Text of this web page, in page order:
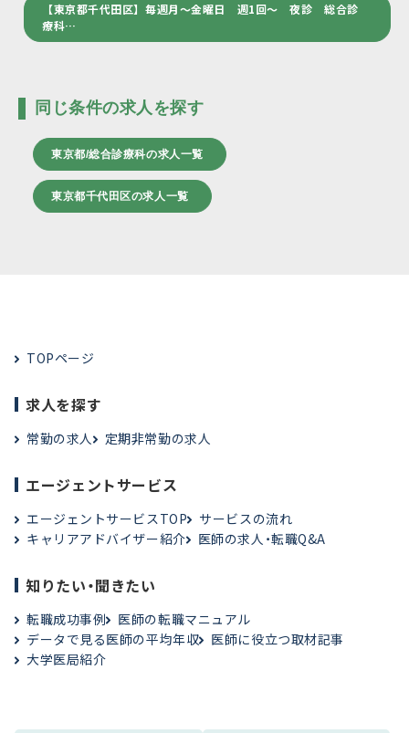
【東京都千代田区】毎週月～金曜日 週1回～ 夜診 総合診
療科…
同じ条件の求人を探す
東京都/総合診療科の求人一覧
東京都千代田区の求人一覧
TOPページ
求人を探す
常勤の求人 定期非常勤の求人
エージェントサービス
エージェントサービスTOP
サービスの流れ
キャリアアドバイザー紹介
医師の求人・転職Q&A
知りたい・聞きたい
転職成功事例
医師の転職マニュアル
データで見る医師の平均年収
医師に役立つ取材記事
大学医局紹介